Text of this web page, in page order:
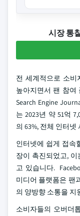
시장 통
전 세계적으로 소
높아지면서 팬 참여
Search Engine
는 2023년 약 51억
의 63%, 전체 인터
인터넷에 쉽게 접속
장이 촉진되었고,
고 있습니다.
미디어 플랫폼은 팬
의 양방향 소통을 지
소비자들의 오버더